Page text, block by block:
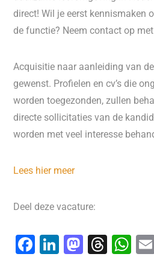
direct! Wil je eerst kennismaken
de functie? Neem contact op
Acquisitie naar aanleiding van
gewenst. Profielen en cv’s die
worden toegezonden, zullen
directe sollicitaties van de
worden met veel interesse
Lees hier meer
Deel deze vacature:
F
Li M T
W